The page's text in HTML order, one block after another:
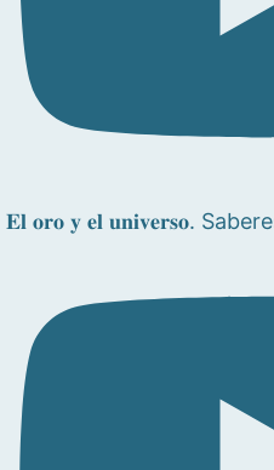
𝐄𝐥 𝐨𝐫𝐨 𝐲 𝐞𝐥 𝐮𝐧𝐢𝐯𝐞𝐫𝐬𝐨.